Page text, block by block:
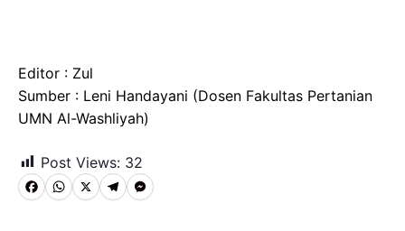
Editor : Zul
Sumber : Leni Handayani (Dosen Fakultas Pertanian
UMN Al-Washliyah)
Post Views: 32
F WX T M